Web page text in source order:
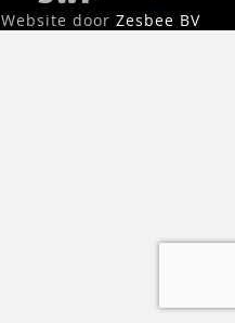
Website door Zesbee BV